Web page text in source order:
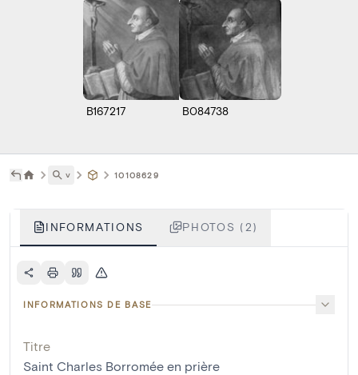
B167217 B084738
˅ 10108629
INFORMATIONS PHOTOS (2)
INFORMATIONS DE BASE
Titre
Saint Charles Borromée en prière